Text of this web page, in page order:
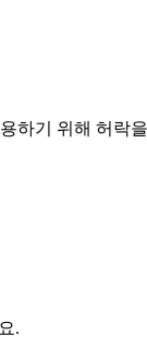
하기 위해 허락
.